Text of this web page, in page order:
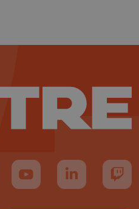
Instagram
nous sur TikTok
Suivez-nous sur YouTube
Suivez-nous